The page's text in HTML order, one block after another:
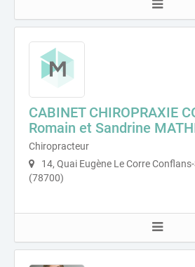
CABINET CHIROPRAXIE
Romain et Sandrine
Chiropracteur
14, Quai Eugène Le Corre
(78700)